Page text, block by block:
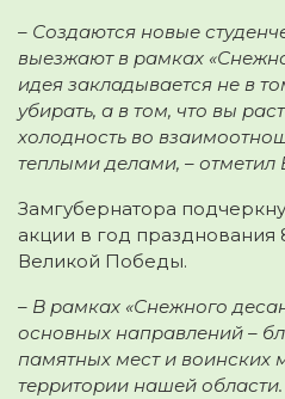
– Создаются новые
выезжают в рамках
идея закладывается не в
убирать, а в том, что вы
холодность во
теплыми делами, – отметил
Замгубернатора
акции в год празднования
Великой Победы.
– В рамках «Снежного
основных направлений –
памятных мест и воинских
территории нашей